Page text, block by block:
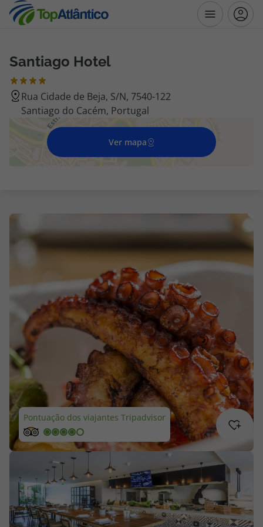
Destinos
Voos
Hotéis
Voos + Hotel
Escapadinhas
Cruzeiros
Promoções
Especialistas
Cheque Viagem
Rede de Lojas
Blog TopViagens
Área de Cliente
Santiago Hotel
Rua Cidade de Beja, S/N, 7540-122
Santiago do Cacém, Portugal
Ver mapa
Pontuação dos viajantes Tripadvisor